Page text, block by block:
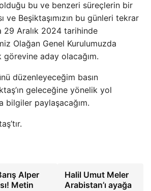
olduğu bu ve benzeri süreçlerin bir
ve Beşiktaşımızın bu günleri tekrar
29 Aralık 2024 tarihinde
Olağan Genel Kurulumuzda
görevine aday olacağım.
düzenleyeceğim basın
geleceğine yönelik yol
bilgiler paylaşacağım.
Alper
Metin
Halil Umut Meler
Arabistan’ı ayağa